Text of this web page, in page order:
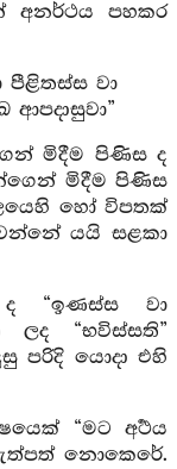
අනර්ථය පහකර
පීළිතස්ස වා
මිදීම පිණිස ද
මිදීම පිණිස
හෝ විපතක්
යයි සළකා
“ඉණස්ස වා
“භවිස්සති”
පරිදි යොදා එහි
“මට අර්‍ථය
නොකෙරේ.